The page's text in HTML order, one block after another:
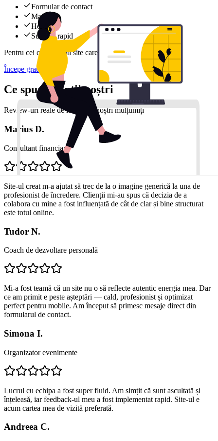
Formular de contact
Mail
Hosting
Support rapid
Pentru cei care vor un site care evoluează constant.
Începe gratuit
Ce spun clienții noștri
Review-uri reale de la clienții noștri mulțumiți
Marius D.
Consultant financiar
Site-ul creat m-a ajutat să trec de la o imagine generică la una de
profesionist de încredere. Clienții mi-au spus că decizia de a
colabora cu mine a fost influențată de cât de clar și bine structurat
este totul online.
Tudor N.
Coach de dezvoltare personală
Mi-a fost teamă că un site nu o să reflecte autentic energia mea. Dar
ce am primit e peste așteptări — cald, profesionist și optimizat
perfect pentru mobile. Am început să primesc mesaje direct din
formularul de contact.
Simona I.
Organizator evenimente
Lucrul cu echipa a fost super fluid. Am simțit că sunt ascultată și
înțeleasă, iar feedback-ul meu a fost implementat rapid. Site-ul e
acum cartea mea de vizită preferată.
Andreea C.